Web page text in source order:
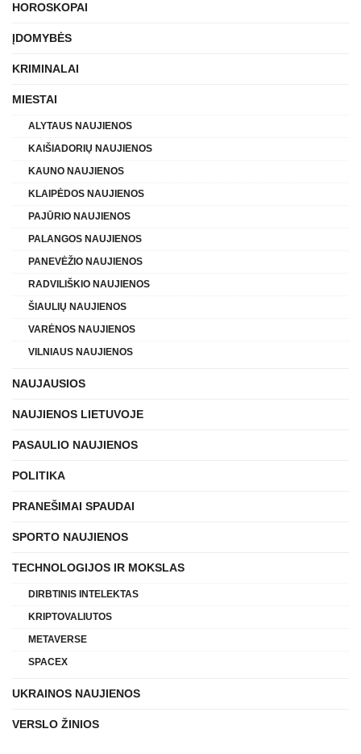
HOROSKOPAI
ĮDOMYBĖS
KRIMINALAI
MIESTAI
ALYTAUS NAUJIENOS
KAIŠIADORIŲ NAUJIENOS
KAUNO NAUJIENOS
KLAIPĖDOS NAUJIENOS
PAJŪRIO NAUJIENOS
PALANGOS NAUJIENOS
PANEVĖŽIO NAUJIENOS
RADVILIŠKIO NAUJIENOS
ŠIAULIŲ NAUJIENOS
VARĖNOS NAUJIENOS
VILNIAUS NAUJIENOS
NAUJAUSIOS
NAUJIENOS LIETUVOJE
PASAULIO NAUJIENOS
POLITIKA
PRANEŠIMAI SPAUDAI
SPORTO NAUJIENOS
TECHNOLOGIJOS IR MOKSLAS
DIRBTINIS INTELEKTAS
KRIPTOVALIUTOS
METAVERSE
SPACEX
UKRAINOS NAUJIENOS
VERSLO ŽINIOS